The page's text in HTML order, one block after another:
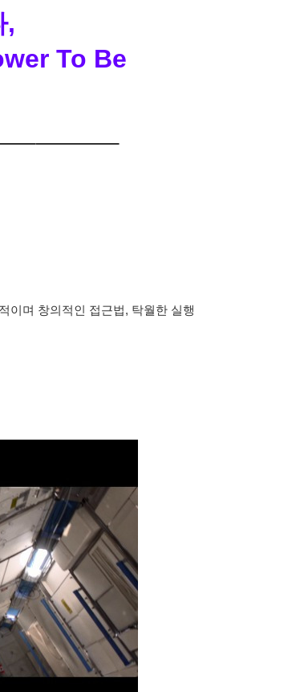
,
To Be
이며 창의적인 접근법, 탁월한 실행